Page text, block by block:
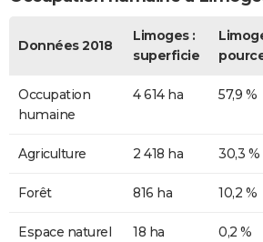
Données 2018
Limoges :
superficie
Occupation
humaine
4 614 ha 57,9 %
Agriculture 2 418 ha 30,3 %
Forêt 816 ha 10,2 %
Espace naturel 18 ha 0,2 %